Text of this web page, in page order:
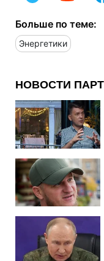
Больше по теме:
Энергетики